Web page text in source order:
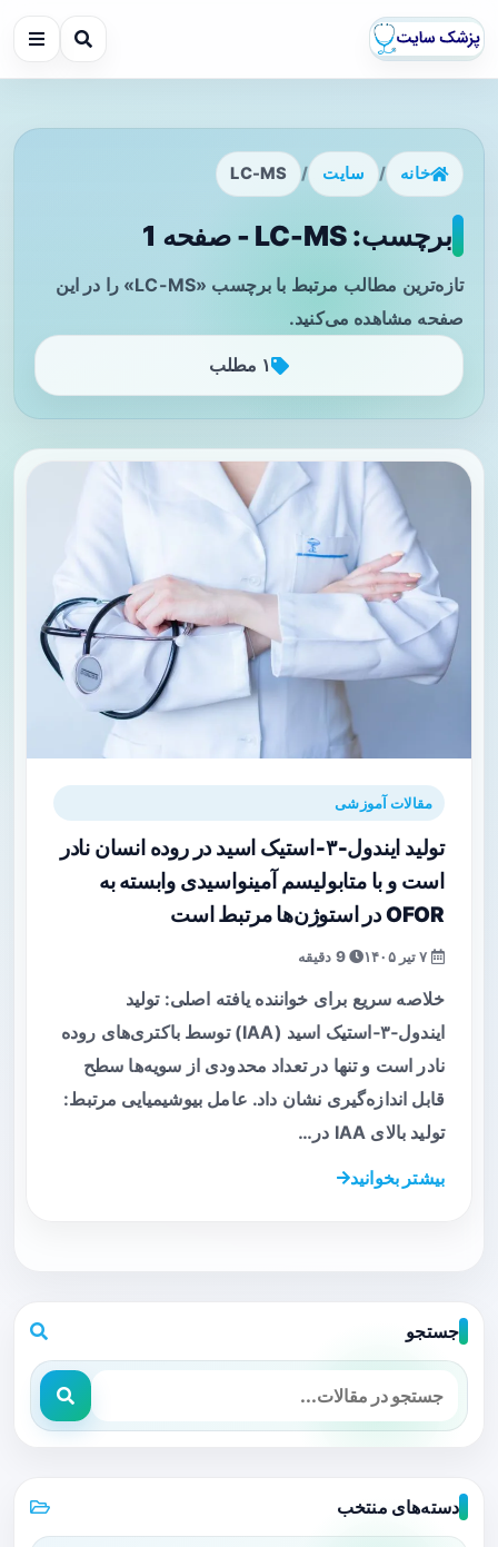
خانه / سایت /
LC-MS
برچسب: LC-MS - صفحه 1
تازه‌ترین مطالب مرتبط با برچسب «LC-MS» را در این
صفحه مشاهده می‌کنید.
۱ مطلب
مقالات آموزشی
تولید ایندول‑۳‑استیک اسید در روده انسان نادر
است و با متابولیسم آمینو‌اسیدی وابسته به
OFOR در استوژن‌ها مرتبط است
9 دقیقه
خلاصه سریع برای خواننده یافته اصلی: تولید
ایندول‑۳‑استیک اسید (IAA) توسط باکتری‌های روده
نادر است و تنها در تعداد محدودی از سویه‌ها سطح
قابل اندازه‌گیری نشان داد. عامل بیوشیمیایی مرتبط:
تولید بالای IAA در…
بیشتر بخوانید
جستجو
دسته‌های منتخب